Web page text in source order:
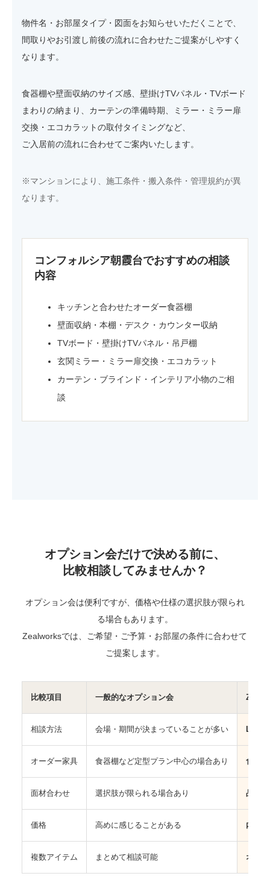
物件名・お部屋タイプ・図面をお知らせいただくことで、
間取りやお引渡し前後の流れに合わせたご提案がしやすく
なります。
食器棚や壁面収納のサイズ感、壁掛けTVパネル・TVボード
まわりの納まり、カーテンの準備時期、ミラー・ミラー扉
交換・エコカラットの取付タイミングなど、
ご入居前の流れに合わせてご案内いたします。
※マンションにより、施工条件・搬入条件・管理規約が異
なります。
コンフォルシア朝霞台でおすすめの相談
内容
キッチンと合わせたオーダー食器棚
壁面収納・本棚・デスク・カウンター収納
TVボード・壁掛けTVパネル・吊戸棚
玄関ミラー・ミラー扉交換・エコカラット
カーテン・ブラインド・インテリア小物のご相
談
オプション会だけで決める前に、
比較相談してみませんか？
オプション会は便利ですが、価格や仕様の選択肢が限られ
る場合もあります。
Zealworksでは、ご希望・ご予算・お部屋の条件に合わせて
ご提案します。
比較項目 一般的なオプション会
相談方法 会場・期間が決まっていることが多い LINE
オーダー家具 食器棚など定型プラン中心の場合あり 食器
面材合わせ 選択肢が限られる場合あり 品番
価格 高めに感じることがある 内容
複数アイテム まとめて相談可能 オー